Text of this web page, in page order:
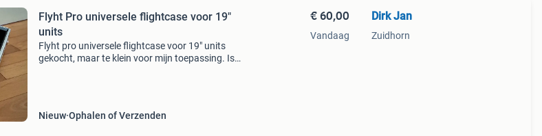
Flyht Pro universele flightcase voor 19"
units
Flyht pro universele flightcase voor 19" units
gekocht, maar te klein voor mijn toepassing. Is
Nieuw Ophalen of Verzenden
€ 60,00
Vandaag
Dirk Jan
Zuidhorn